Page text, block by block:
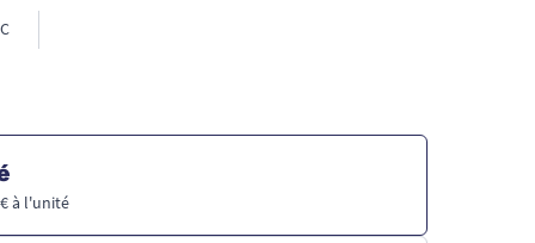
à l'unité